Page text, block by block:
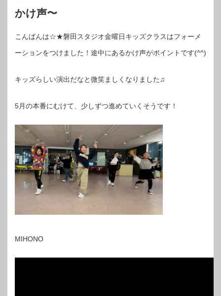
かけ声〜
こんばんは☆★磐田スタジオ金曜日キッズクラスはフォーメ
ーションをつけました！途中にあるかけ声がポイントです(^^)
キッズらしい演出だなと微笑ましくなりました♫
5月の本番にむけて、少しずつ進めていくそうです！
MIHONO